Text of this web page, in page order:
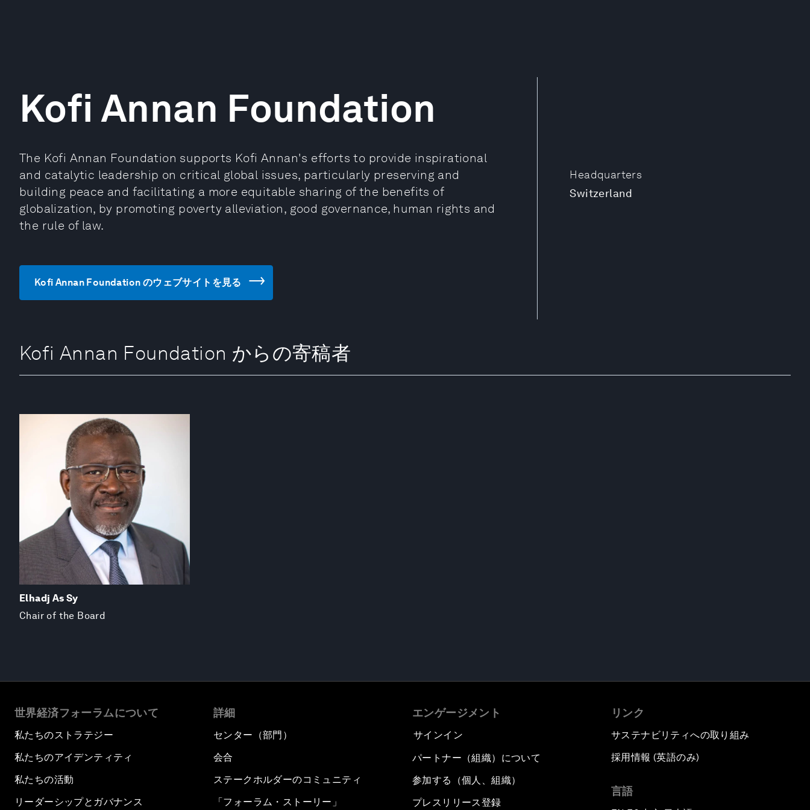
Headquarters
Switzerland
Kofi Annan Foundation
The Kofi Annan Foundation supports Kofi Annan's efforts to provide inspirational
and catalytic leadership on critical global issues, particularly preserving and
building peace and facilitating a more equitable sharing of the benefits of
globalization, by promoting poverty alleviation, good governance, human rights and
the rule of law.
Kofi Annan Foundation のウェブサイトを見る
Kofi Annan Foundation からの寄稿者
Elhadj As Sy
Chair of the Board
世界経済フォーラムについて
私たちのストラテジー
私たちのアイデンティティ
私たちの活動
リーダーシップとガバナンス
詳細
センター（部門）
会合
ステークホルダーのコミュニティ
「フォーラム・ストーリー」
エンゲージメント
サインイン
パートナー（組織）について
参加する（個人、組織）
プレスリリース登録
リンク
サステナビリティへの取り組み
採用情報 (英語のみ)
言語